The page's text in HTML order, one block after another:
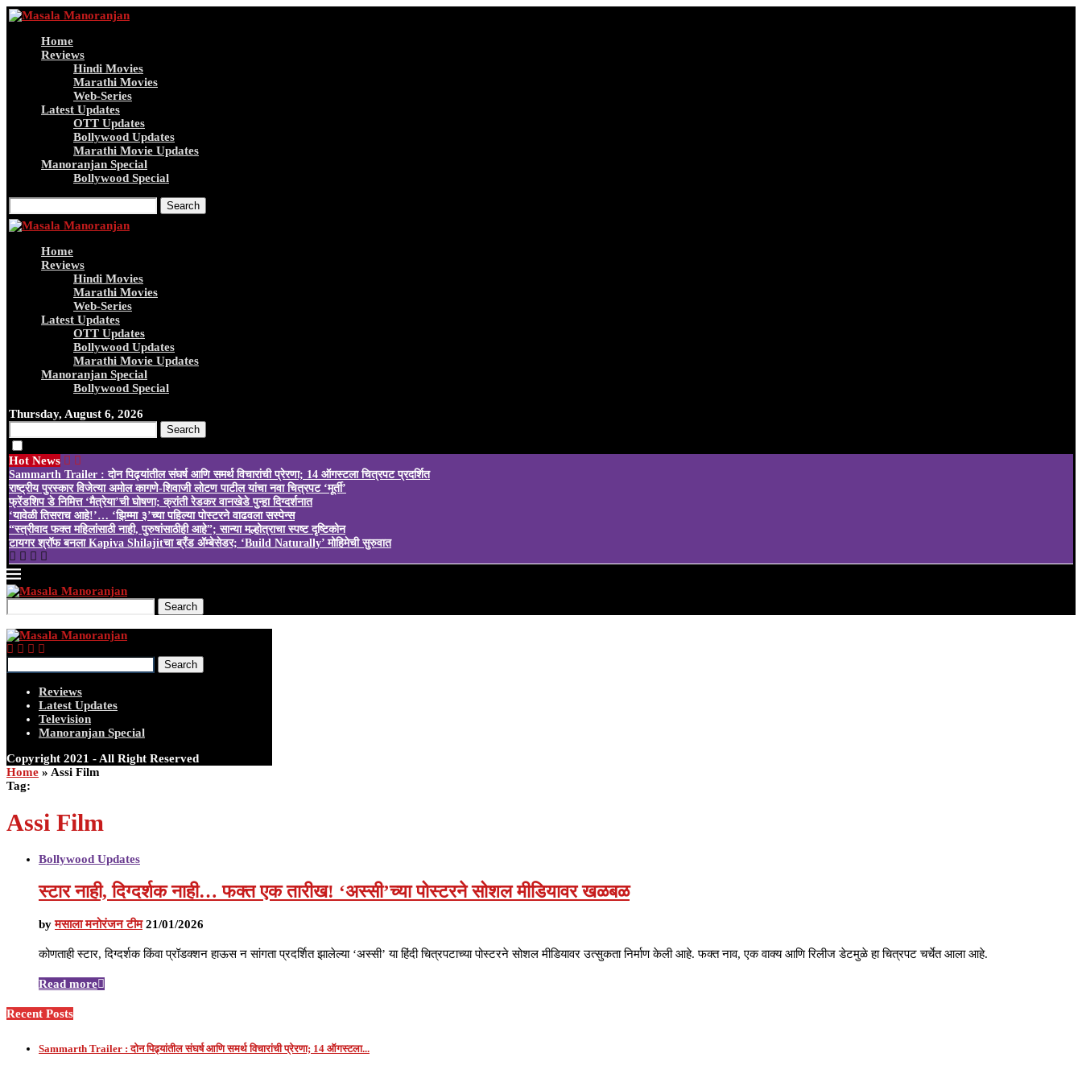
Home
Reviews
Hindi Movies
Marathi Movies
Web-Series
Latest Updates
OTT Updates
Bollywood Updates
Marathi Movie Updates
Manoranjan Special
Bollywood Special
Search
Home
Reviews
Hindi Movies
Marathi Movies
Web-Series
Latest Updates
OTT Updates
Bollywood Updates
Marathi Movie Updates
Manoranjan Special
Bollywood Special
Thursday, August 6, 2026
Search
Hot News
Sammarth Trailer : दोन पिढ्यांतील संघर्ष आणि समर्थ विचारांची प्रेरणा; 14 ऑगस्टला चित्रपट प्रदर्शित
राष्ट्रीय पुरस्कार विजेत्या अमोल कागणे-शिवाजी लोटण पाटील यांचा नवा चित्रपट ‘मूर्ती’
फ्रेंडशिप डे निमित्त ‘मैत्रेया’ची घोषणा; क्रांती रेडकर वानखेडे पुन्हा दिग्दर्शनात
‘यावेळी तिसराच आहे!’… ‘झिम्मा ३’च्या पहिल्या पोस्टरने वाढवला सस्पेन्स
“स्त्रीवाद फक्त महिलांसाठी नाही, पुरुषांसाठीही आहे”; सान्या मल्होत्राचा स्पष्ट दृष्टिकोन
टायगर श्रॉफ बनला Kapiva Shilajitचा ब्रँड ॲम्बेसेडर; ‘Build Naturally’ मोहिमेची सुरुवात
Search
Search
Reviews
Latest Updates
Television
Manoranjan Special
Copyright 2021 - All Right Reserved
Home » Assi Film
Tag:
Assi Film
Bollywood Updates
स्टार नाही, दिग्दर्शक नाही… फक्त एक तारीख! ‘अस्सी’च्या पोस्टरने सोशल मीडियावर खळबळ
byमसाला मनोरंजन टीम 21/01/2026
कोणताही स्टार, दिग्दर्शक किंवा प्रॉडक्शन हाऊस न सांगता प्रदर्शित झालेल्या ‘अस्सी’ या हिंदी चित्रपटाच्या पोस्टरने सोशल मीडियावर उत्सुकता निर्माण केली आहे. फक्त नाव, एक वाक्य आणि रिलीज डेटमुळे हा चित्रपट चर्चेत आला आहे.
Read more
Recent Posts
Sammarth Trailer : दोन पिढ्यांतील संघर्ष आणि समर्थ विचारांची प्रेरणा; 14 ऑगस्टला...